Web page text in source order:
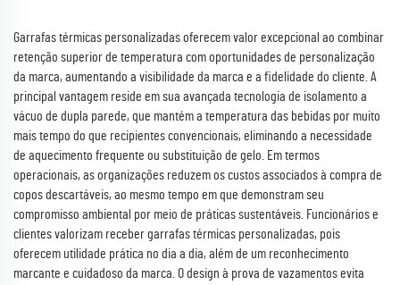
Garrafas térmicas personalizadas oferecem valor excepcional ao combinar
retenção superior de temperatura com oportunidades de personalização
da marca, aumentando a visibilidade da marca e a fidelidade do cliente. A
principal vantagem reside em sua avançada tecnologia de isolamento a
vácuo de dupla parede, que mantém a temperatura das bebidas por muito
mais tempo do que recipientes convencionais, eliminando a necessidade
de aquecimento frequente ou substituição de gelo. Em termos
operacionais, as organizações reduzem os custos associados à compra de
copos descartáveis, ao mesmo tempo em que demonstram seu
compromisso ambiental por meio de práticas sustentáveis. Funcionários e
clientes valorizam receber garrafas térmicas personalizadas, pois
oferecem utilidade prática no dia a dia, além de um reconhecimento
marcante e cuidadoso da marca. O design à prova de vazamentos evita